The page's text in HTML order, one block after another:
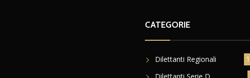
CATEGORIE
Dilettanti Regionali